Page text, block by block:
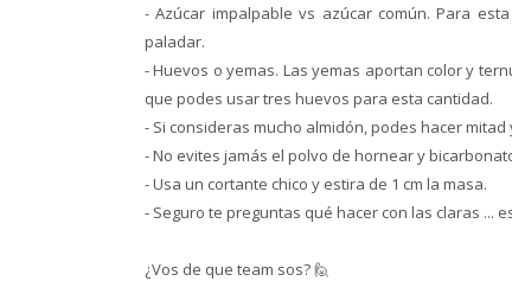
- Azúcar impalpable vs azúcar común. Para
paladar.
- Huevos o yemas. Las yemas aportan color y
que podes usar tres huevos para esta cantidad.
- Si consideras mucho almidón, podes hacer mitad
- No evites jamás el polvo de hornear y
- Usa un cortante chico y estira de 1 cm la masa.
- Seguro te preguntas qué hacer con las claras ...
¿Vos de que team sos? 🙋